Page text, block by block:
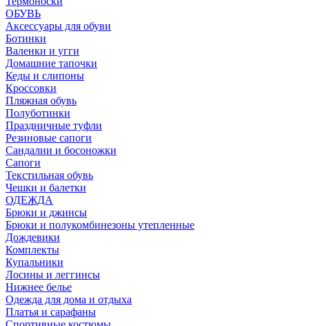
ОБУВЬ
Аксессуары для обуви
Ботинки
Валенки и угги
Домашние тапочки
Кеды и слипоны
Кроссовки
Пляжная обувь
Полуботинки
Праздничные туфли
Резиновые сапоги
Сандалии и босоножки
Сапоги
Текстильная обувь
Чешки и балетки
ОДЕЖДА
Брюки и джинсы
Брюки и полукомбинезоны утепленные
Дождевики
Комплекты
Купальники
Лосины и леггинсы
Нижнее белье
Одежда для дома и отдыха
Платья и сарафаны